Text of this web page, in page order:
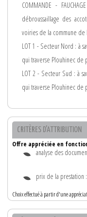
COMMANDE -
débroussaillage des
voiries de la commune de
LOT 1 - Secteur Nord : à
qui traverse Plouhinec de
LOT 2 - Secteur Sud : à
qui traverse Plouhinec de
CRITÈRES D'ATTRIBUTION
Offre appréciée en
analyse des
prix de la prestation
Choix effectué à partir d'une